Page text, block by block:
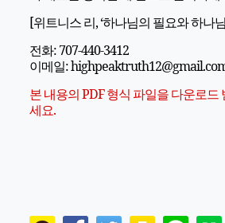
[위트니스 리, ‘하나님의 필요와 하나
전화: 707-440-3412
이메일:
본 내용의 PDF 형식 파일을 다운로드
세요.